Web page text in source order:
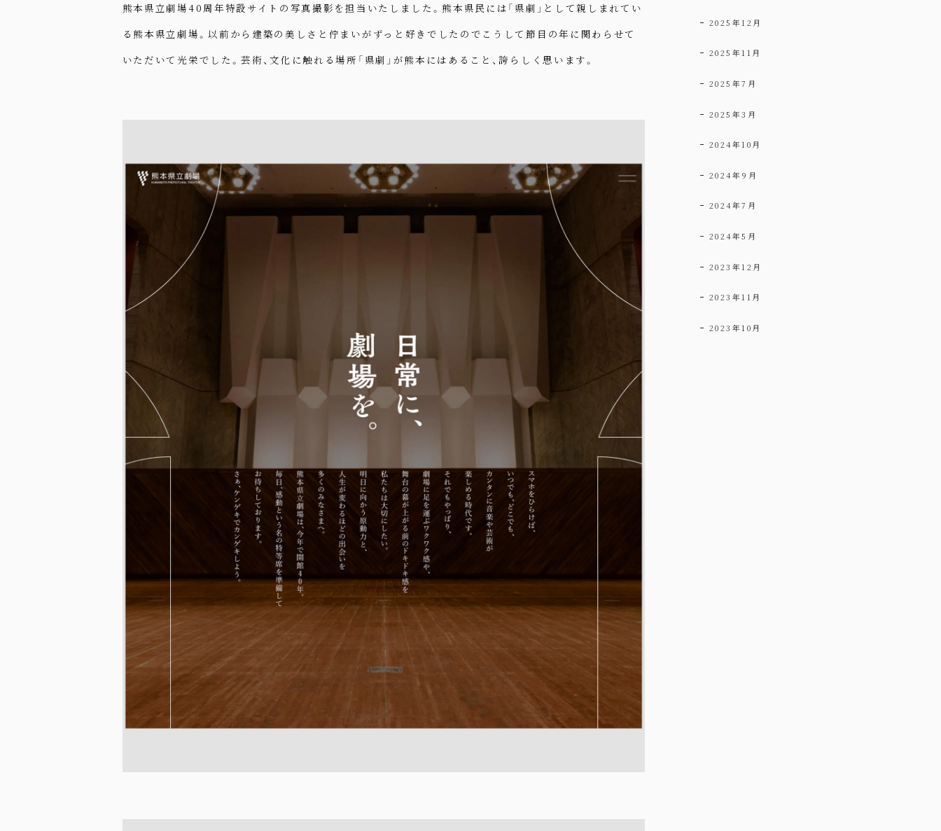
熊本県立劇場40周年特設サイトの写真撮影を担当いたしました。熊本県民には「県劇」として親しまれてい
る熊本県立劇場。以前から建築の美しさと佇まいがずっと好きでしたのでこうして節目の年に関わらせて
いただいて光栄でした。芸術、文化に触れる場所「県劇」が熊本にはあること、誇らしく思います。
2025年12月
2025年11月
2025年7月
2025年3月
2024年10月
2024年9月
2024年7月
2024年5月
2023年12月
2023年11月
2023年10月